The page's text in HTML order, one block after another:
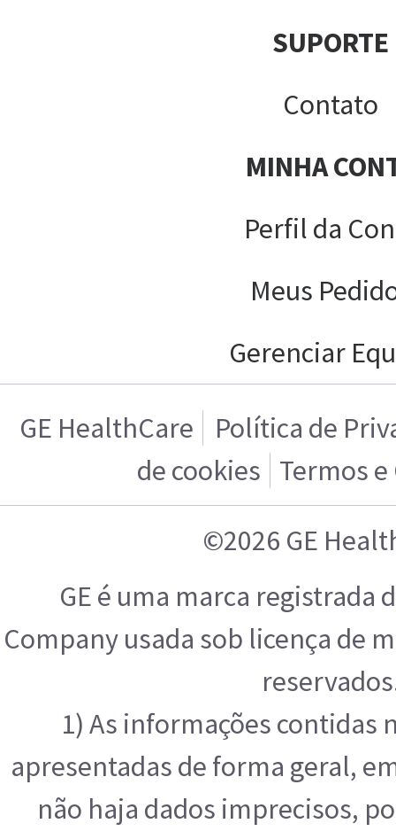
SUPORTE
Contato
MINHA
Perfil da
Meus
Gerenciar
GE HealthCare
Política de
de cookies Termos
©2026 GE
GE é uma marca registrada
Company usada sob licença de
1) As informações contidas
apresentadas de forma geral,
não haja dados imprecisos,